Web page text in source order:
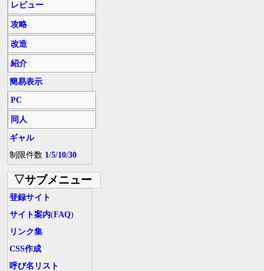
レビュー
攻略
改造
紹介
簡易表示
PC
同人
ギャル
制限件数 1/5/10/30
▽サブメニュー
登録サイト
サイト案内(FAQ)
リンク集
CSS作成
呼び名リスト